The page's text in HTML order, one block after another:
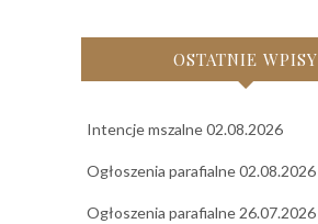
OSTATNIE WPISY
Intencje mszalne 02.08.2026
Ogłoszenia parafialne 02.08.2026
Ogłoszenia parafialne 26.07.2026